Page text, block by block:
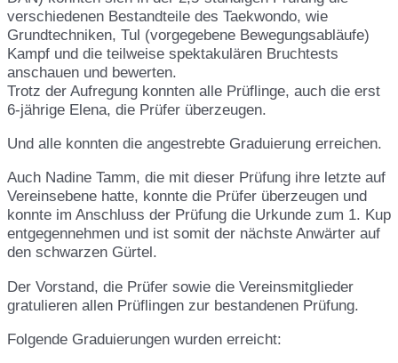
verschiedenen Bestandteile des Taekwondo, wie
Grundtechniken, Tul (vorgegebene Bewegungsabläufe)
Kampf und die teilweise spektakulären Bruchtests
anschauen und bewerten.
Trotz der Aufregung konnten alle Prüflinge, auch die erst
6-jährige Elena, die Prüfer überzeugen.
Und alle konnten die angestrebte Graduierung erreichen.
Auch Nadine Tamm, die mit dieser Prüfung ihre letzte auf
Vereinsebene hatte, konnte die Prüfer überzeugen und
konnte im Anschluss der Prüfung die Urkunde zum 1. Kup
entgegennehmen und ist somit der nächste Anwärter auf
den schwarzen Gürtel.
Der Vorstand, die Prüfer sowie die Vereinsmitglieder
gratulieren allen Prüflingen zur bestandenen Prüfung.
Folgende Graduierungen wurden erreicht: